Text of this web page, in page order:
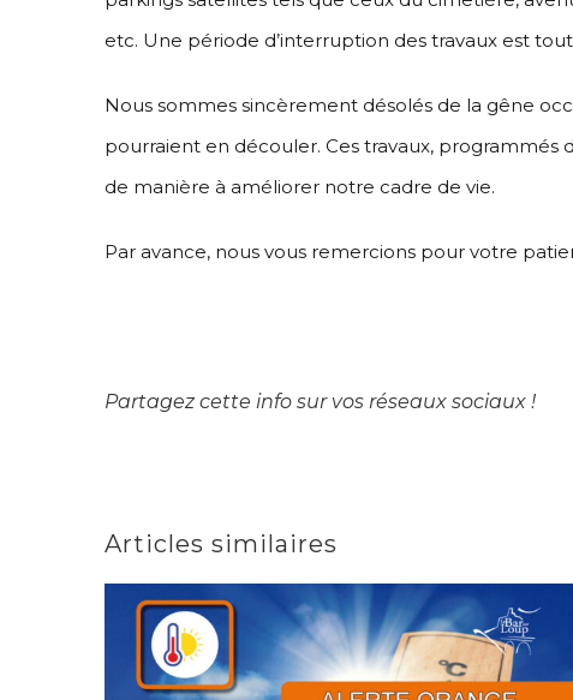
etc. Une période d’interruption des travaux est
Nous sommes sincèrement désolés de la gêne
pourraient en découler. Ces travaux, programmés
de manière à améliorer notre cadre de vie.
Par avance, nous vous remercions pour votre
Partagez cette info sur vos réseaux sociaux !
Articles similaires